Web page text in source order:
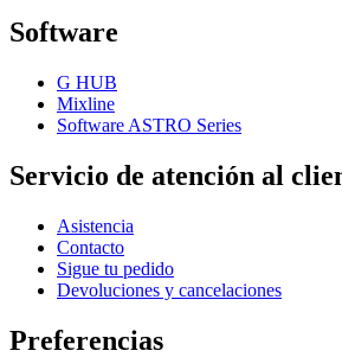
Software
G HUB
Mixline
Software ASTRO Series
Servicio de atención al
Asistencia
Contacto
Sigue tu pedido
Devoluciones y cancelaciones
Preferencias